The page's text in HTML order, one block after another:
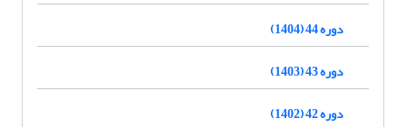
دوره 44 (1404)
دوره 43 (1403)
دوره 42 (1402)